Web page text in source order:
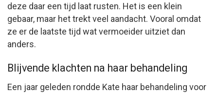
deze daar een tijd laat rusten. Het is een klein
gebaar, maar het trekt veel aandacht. Vooral omdat
ze er de laatste tijd wat vermoeider uitziet dan
anders.
Blijvende klachten na haar behandeling
Een jaar geleden rondde Kate haar behandeling voor